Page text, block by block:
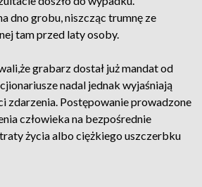
dno grobu, niszcząc trumnę ze
tam przed laty osoby.
grabarz dostał już mandat od
nadal jednak wyjaśniają
zdarzenia. Postępowanie prowadzone
człowieka na bezpośrednie
życia albo ciężkiego uszczerbku